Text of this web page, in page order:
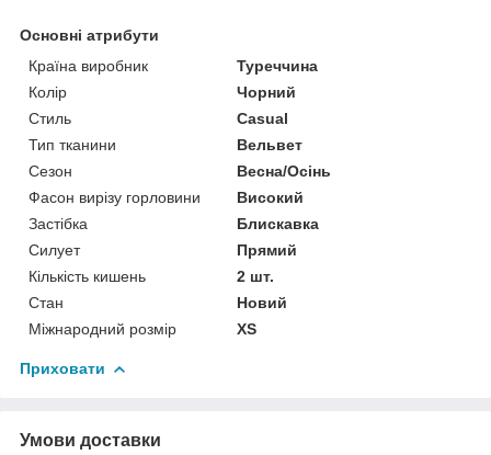
Основні атрибути
Країна виробник
Туреччина
Колір
Чорний
Стиль
Casual
Тип тканини
Вельвет
Сезон
Весна/Осінь
Фасон вирізу горловини
Високий
Застібка
Блискавка
Силует
Прямий
Кількість кишень
2 шт.
Стан
Новий
Міжнародний розмір
XS
Приховати
Умови доставки